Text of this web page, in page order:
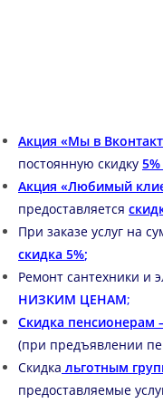
Акция «Мы в
постоянную скидку
Акция «Любимый
предоставляется
При заказе услуг на
скидка 5%;
Ремонт сантехники и
НИЗКИМ ЦЕНАМ;
Скидка пенсионерам
(при предъявлении
Скидка льготным
предоставляемые